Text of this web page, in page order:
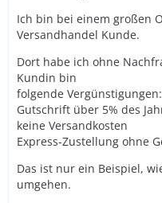
Ich bin bei einem großen
Versandhandel Kunde.
Dort habe ich ohne
Kundin bin
folgende Vergünstigungen:
Gutschrift über 5% des
keine Versandkosten
Express-Zustellung ohne
Das ist nur ein Beispiel,
umgehen.